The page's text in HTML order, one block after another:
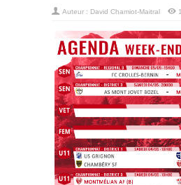
Auteur : David Chamiot-Maitral